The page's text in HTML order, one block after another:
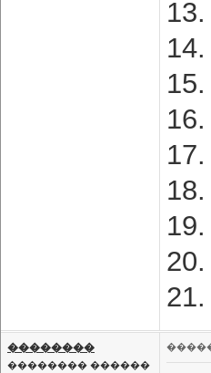
��������
�������� ������